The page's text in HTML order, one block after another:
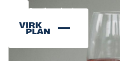
Se alle nyheder
Se alle nyheder